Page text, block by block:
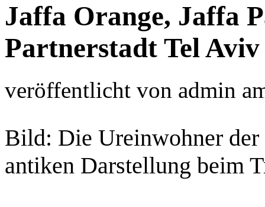
Jaffa Orange, Jaffa
Partnerstadt Tel Aviv
veröffentlicht von admin
Bild: Die Ureinwohner
antiken Darstellung beim